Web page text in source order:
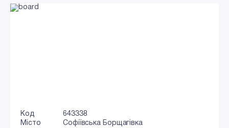
Код
643338
Місто
Софіївська Борщагівка